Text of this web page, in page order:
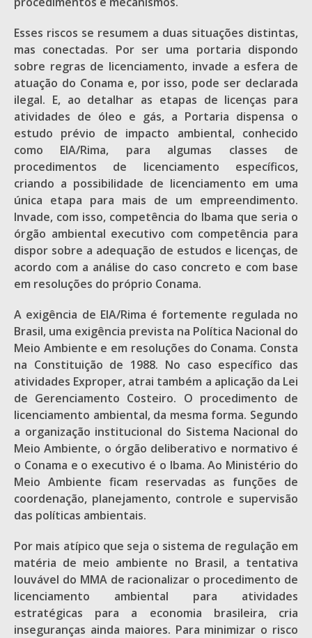
Esses riscos se resumem a duas situações distintas,
mas conectadas. Por ser uma portaria dispondo
sobre regras de licenciamento, invade a esfera de
atuação do Conama e, por isso, pode ser declarada
ilegal. E, ao detalhar as etapas de licenças para
atividades de óleo e gás, a Portaria dispensa o
estudo prévio de impacto ambiental, conhecido
como EIA/Rima, para algumas classes de
procedimentos de licenciamento específicos,
criando a possibilidade de licenciamento em uma
única etapa para mais de um empreendimento.
Invade, com isso, competência do Ibama que seria o
órgão ambiental executivo com competência para
dispor sobre a adequação de estudos e licenças, de
acordo com a análise do caso concreto e com base
em resoluções do próprio Conama.
A exigência de EIA/Rima é fortemente regulada no
Brasil, uma exigência prevista na Política Nacional do
Meio Ambiente e em resoluções do Conama. Consta
na Constituição de 1988. No caso específico das
atividades Exproper, atrai também a aplicação da Lei
de Gerenciamento Costeiro. O procedimento de
licenciamento ambiental, da mesma forma. Segundo
a organização institucional do Sistema Nacional do
Meio Ambiente, o órgão deliberativo e normativo é
o Conama e o executivo é o Ibama. Ao Ministério do
Meio Ambiente ficam reservadas as funções de
coordenação, planejamento, controle e supervisão
das políticas ambientais.
Por mais atípico que seja o sistema de regulação em
matéria de meio ambiente no Brasil, a tentativa
louvável do MMA de racionalizar o procedimento de
licenciamento ambiental para atividades
estratégicas para a economia brasileira, cria
inseguranças ainda maiores. Para minimizar o risco